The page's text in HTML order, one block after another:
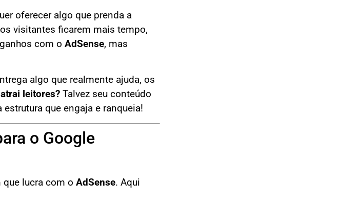
oferecer algo que prenda a
visitantes ficarem mais tempo,
com o AdSense, mas
algo que realmente ajuda, os
leitores? Talvez seu conteúdo
que engaja e ranqueia!
o Google
lucra com o AdSense. Aqui